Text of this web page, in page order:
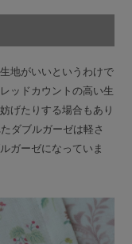
地がいいというわけで
ッドカウントの高い生
げたりする場合もあり
ダブルガーゼは軽さ
ガーゼになっていま